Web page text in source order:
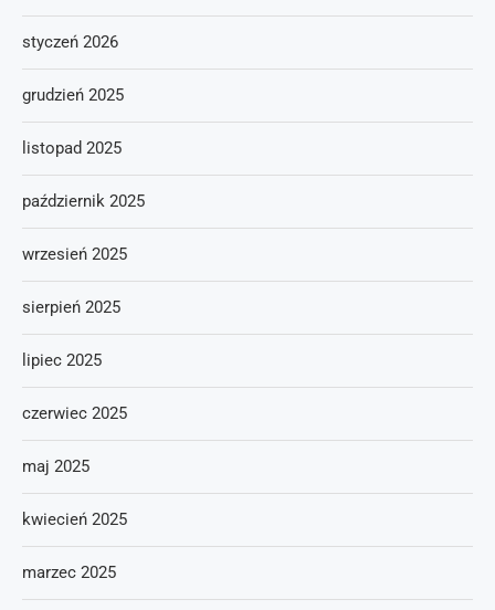
styczeń 2026
grudzień 2025
listopad 2025
październik 2025
wrzesień 2025
sierpień 2025
lipiec 2025
czerwiec 2025
maj 2025
kwiecień 2025
marzec 2025